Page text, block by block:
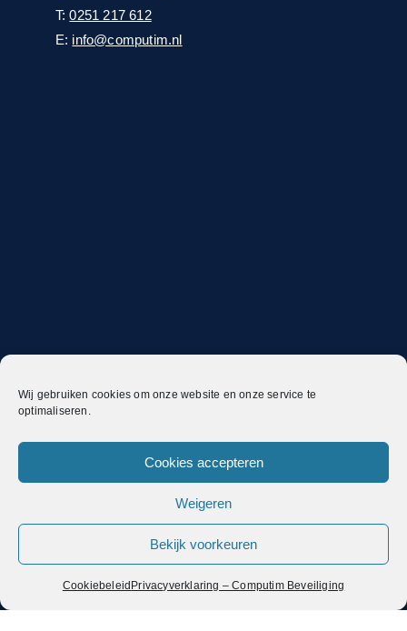
Wij gebruiken cookies om onze website en onze service te
optimaliseren.
Cookies accepteren
Weigeren
Bekijk voorkeuren
Cookiebeleid Privacyverklaring – Computim Beveiliging
T:0251 217 612
E: info@computim.nl
Beveiliging, ICT, connectiviteit en
Beverwijk
Haarlem
Alkmaar
IJmuiden & Velsen
Amsterdam en omgeving